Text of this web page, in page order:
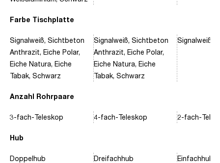
Farbe Tischplatte
Anzahl Rohrpaare
Hub
Signalweiß, Sichtbeton
Anthrazit, Eiche Polar,
Eiche Natura, Eiche
Tabak, Schwarz
3-fach-Teleskop
Doppelhub
Signalweiß, Sichtbeton
Anthrazit, Eiche Polar,
Eiche Natura, Eiche
Tabak, Schwarz
4-fach-Teleskop
Dreifachhub
Signalweiß,
2-fach-
Einfachhub